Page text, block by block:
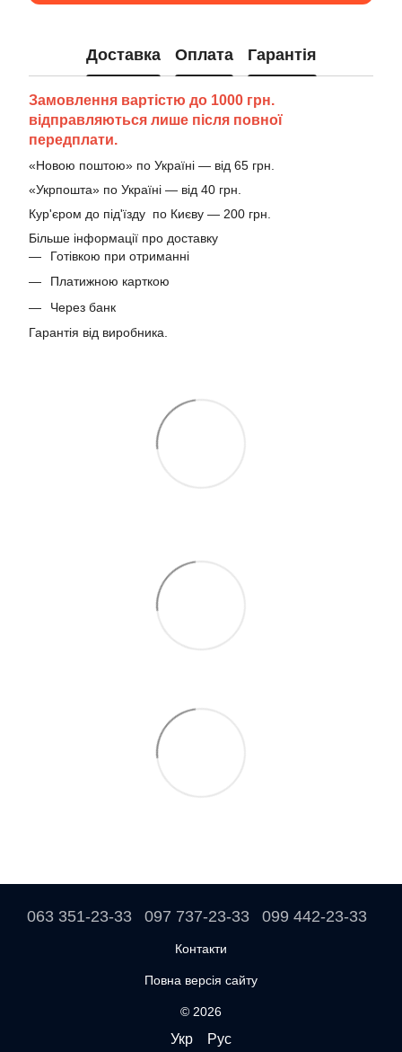
Доставка Оплата Гарантія
Замовлення вартістю до 1000 грн.
відправляються лише після повної
передплати.
«Новою поштою» по Україні — від 65 грн.
«Укрпошта» по Україні — від 40 грн.
Кур'єром до під'їзду по Києву — 200 грн.
Більше інформації про доставку
Готівкою при отриманні
Платижною карткою
Через банк
Гарантія від виробника.
063 351-23-33 097 737-23-33 099 442-23-33
Контакти
Повна версія сайту
© 2026
Укр Рус